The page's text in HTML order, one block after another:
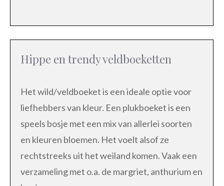
Hippe en trendy veldboeketten
Het wild/veldboeket is een ideale optie voor
liefhebbers van kleur. Een plukboeket is een
speels bosje met een mix van allerlei soorten
en kleuren bloemen. Het voelt alsof ze
rechtstreeks uit het weiland komen. Vaak een
verzameling met o.a. de margriet, anthurium en